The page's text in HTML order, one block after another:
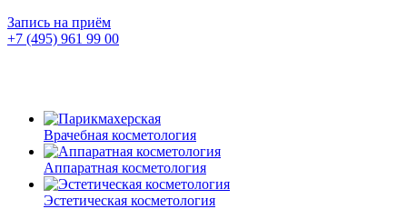
Запись на приём
+7 (495) 961 99 00
Врачебная косметология
Аппаратная косметология
Эстетическая косметология